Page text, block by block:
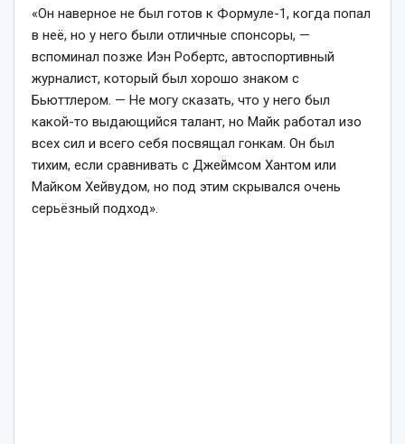
«Он наверное не был готов к Формуле-1, когда попал
в неё, но у него были отличные спонсоры, —
вспоминал позже Иэн Робертс, автоспортивный
журналист, который был хорошо знаком с
Бьюттлером. — Не могу сказать, что у него был
какой-то выдающийся талант, но Майк работал изо
всех сил и всего себя посвящал гонкам. Он был
тихим, если сравнивать с Джеймсом Хантом или
Майком Хейвудом, но под этим скрывался очень
серьёзный подход».